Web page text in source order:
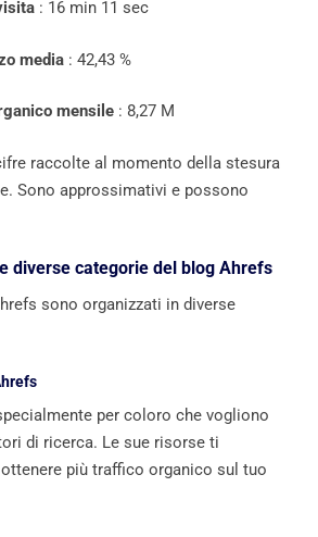
: 16 min 11 sec
media : 42,43 %
mensile : 8,27 M
raccolte al momento della stesura
Sono approssimativi e possono
diverse categorie del blog Ahrefs
sono organizzati in diverse
per coloro che vogliono
di ricerca. Le sue risorse ti
più traffico organico sul tuo